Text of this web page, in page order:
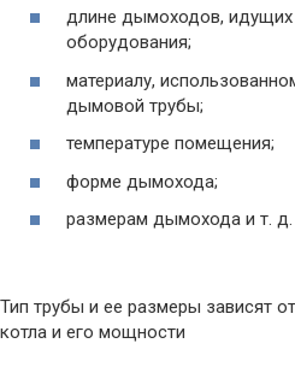
длине дымоходов, идущих
оборудования;
материалу,
дымовой трубы;
температуре помещения;
форме дымохода;
размерам дымохода и т. д.
Тип трубы и ее размеры зависят
котла и его мощности